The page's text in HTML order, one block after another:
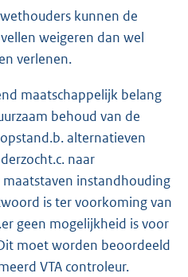
kunnen de
weigeren dan wel
verlenen.
maatschappelijk belang
behoud van de
alternatieven
naar
instandhouding
is ter voorkoming van
geen mogelijkheid is voor
moet worden beoordeeld
VTA controleur.